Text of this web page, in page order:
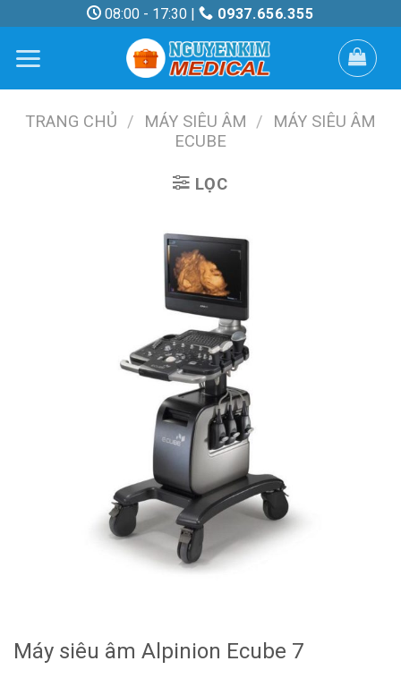
content
08:00 - 17:30 | 0937.656.355
TRANG CHỦ / MÁY SIÊU ÂM /
MÁY SIÊU ÂM
ECUBE
LỌC
Máy siêu âm Alpinion Ecube 7